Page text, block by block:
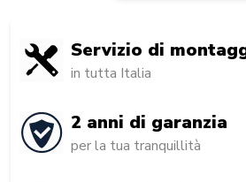
Servizio di
in tutta Italia
2 anni di garanzia
per la tua tranquillità